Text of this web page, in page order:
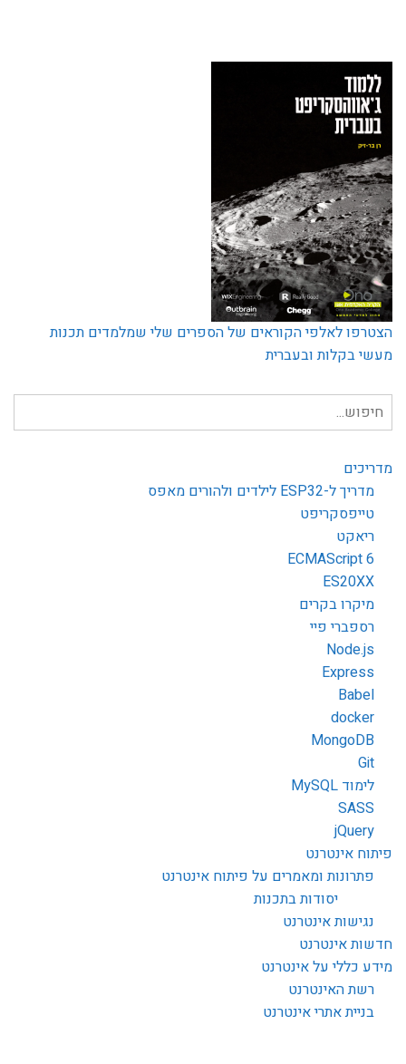
הצטרפו לאלפי הקוראים של הספרים שלי שמלמדים תכנות
מעשי בקלות ובעברית
חיפוש
עבור:
מדריכים
מדריך ל-ESP32 לילדים ולהורים מאפס
טייפסקריפט
ריאקט
ECMAScript 6
ES20XX
מיקרו בקרים
רספברי פיי
Node.js
Express
Babel
docker
MongoDB
Git
לימוד MySQL
SASS
jQuery
פיתוח אינטרנט
פתרונות ומאמרים על פיתוח אינטרנט
יסודות בתכנות
נגישות אינטרנט
חדשות אינטרנט
מידע כללי על אינטרנט
רשת האינטרנט
בניית אתרי אינטרנט